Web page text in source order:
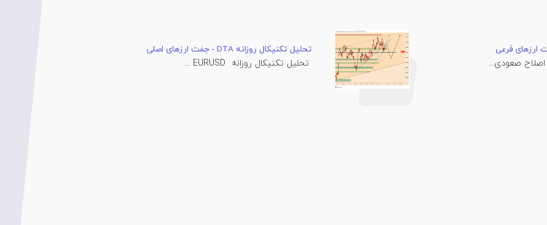
تحلیل تکنیکال روزانه DTA - جفت ارزهای اصلی
تحلیل تکنیکال روزانه EURUSD ...